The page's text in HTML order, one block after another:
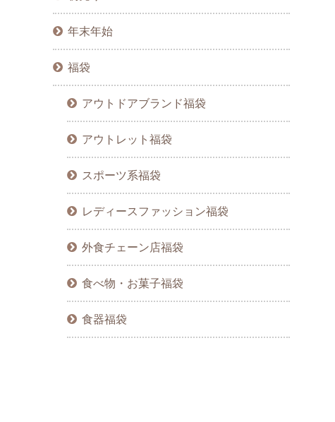
年末年始
福袋
アウトドアブランド福袋
アウトレット福袋
スポーツ系福袋
レディースファッション福袋
外食チェーン店福袋
食べ物・お菓子福袋
食器福袋